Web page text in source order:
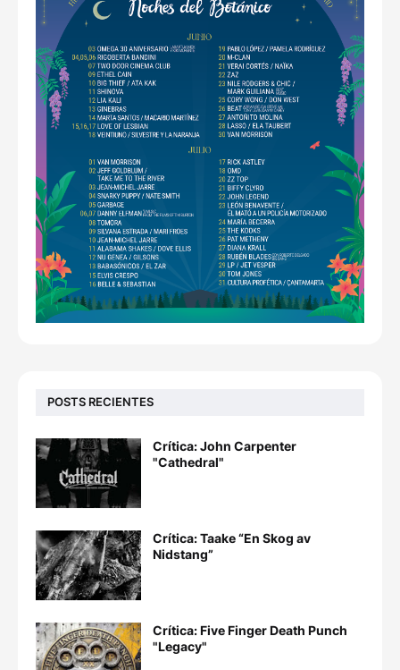
POSTS RECIENTES
Crítica: John Carpenter
"Cathedral"
Crítica: Taake “En Skog av
Nidstang”
Crítica: Five Finger Death Punch
"Legacy"